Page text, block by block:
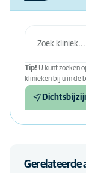
Tip! U kunt zoeken
klinieken bij u in de
Gerelateerde